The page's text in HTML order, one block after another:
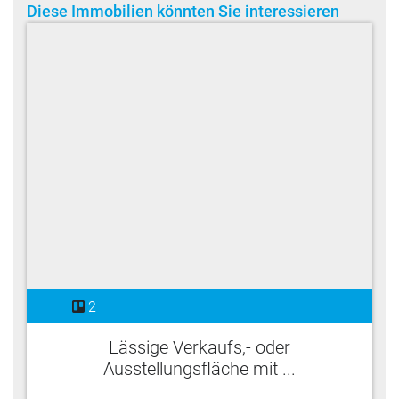
Diese Immobilien könnten Sie interessieren
2
Lässige Verkaufs,- oder
Ausstellungsfläche mit ...